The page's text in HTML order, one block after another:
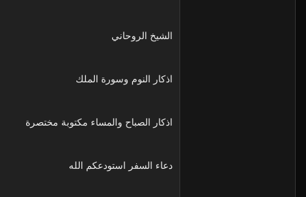
الشيخ الروحاني
اذكار النوم وسورة الملك
اذكار الصباح والمساء مكتوبة مختصرة
دعاء السفر استودعكم الله